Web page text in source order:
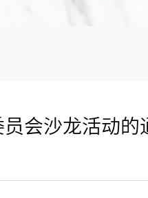
会沙龙活动的